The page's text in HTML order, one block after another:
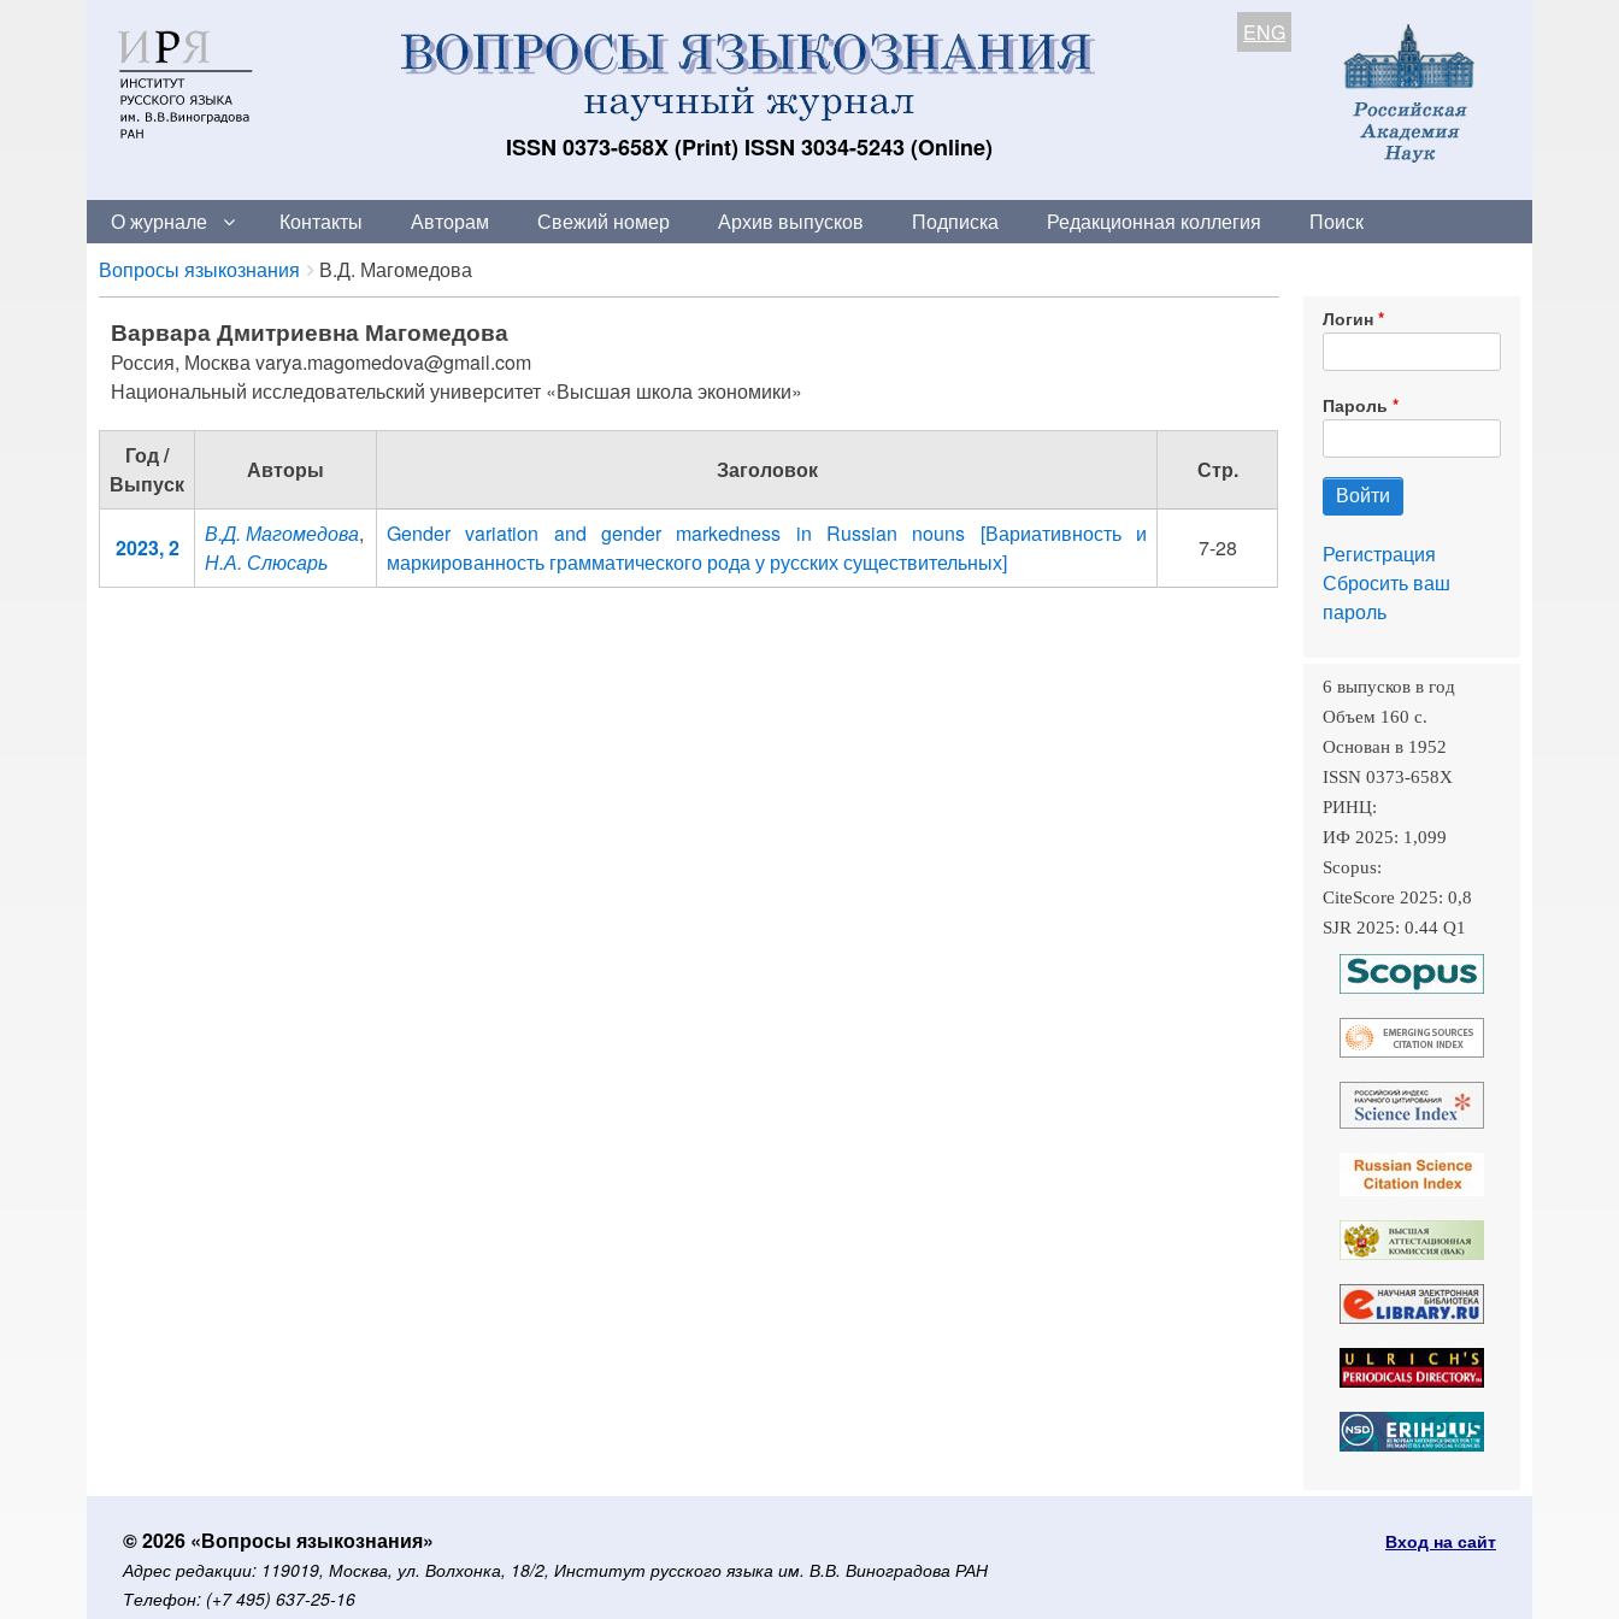
ISSN 0373-658X (Print) ISSN 3034-5243 (Online)
ENG
О журнале Контакты Авторам Свежий номер Архив выпусков Подписка Редакционная коллегия Поиск
Breadcrumbs
You
are
here:
Вопросы языкознания В.Д. Магомедова
Варвара Дмитриевна Магомедова
Россия, Москва varya.magomedova@gmail.com
Национальный исследовательский университет «Высшая школа экономики»
Год /
Выпуск
Авторы Заголовок Стр.
2023, 2
В.Д. Магомедова,
Н.А. Слюсарь
Gender variation and gender markedness in Russian nouns [Вариативность и
маркированность грамматического рода у русских существительных]
7-28
Логин
Пароль
Регистрация
Сбросить ваш
пароль
6 выпусков в год
Объем 160 c.
Основан в 1952
ISSN 0373-658X
РИНЦ:
ИФ 2025: 1,099
Scopus:
CiteScore 2025: 0,8
SJR 2025: 0.44 Q1
© 2026 «Вопросы языкознания»
Адрес редакции: 119019, Москва, ул. Волхонка, 18/2, Институт русского языка им. В.В. Виноградова РАН
Телефон: (+7 495) 637-25-16
Вход на сайт